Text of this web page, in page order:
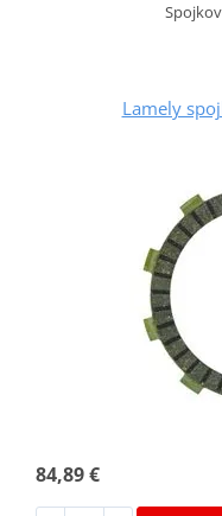
Lamely
84,89 €